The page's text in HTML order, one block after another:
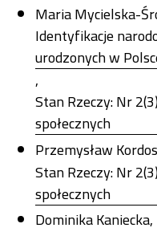
Maria Mycielska-
Identyfikacje
urodzonych w
,
Stan Rzeczy: Nr
społecznych
Przemysław
Stan Rzeczy: Nr
społecznych
Dominika Kaniecka,